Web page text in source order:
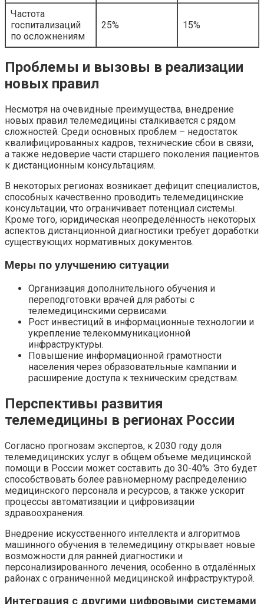
Частота
госпитализаций
по осложнениям
25% 15%
Проблемы и вызовы в реализации
новых правил
Несмотря на очевидные преимущества, внедрение
новых правил телемедицины сталкивается с рядом
сложностей. Среди основных проблем – недостаток
квалифицированных кадров, технические сбои в связи,
а также недоверие части старшего поколения пациентов
к дистанционным консультациям.
В некоторых регионах возникает дефицит специалистов,
способных качественно проводить телемедицинские
консультации, что ограничивает потенциал системы.
Кроме того, юридическая неопределённость некоторых
аспектов дистанционной диагностики требует доработки
существующих нормативных документов.
Меры по улучшению ситуации
Организация дополнительного обучения и
переподготовки врачей для работы с
телемедицинскими сервисами.
Рост инвестиций в информационные технологии и
укрепление телекоммуникационной
инфраструктуры.
Повышение информационной грамотности
населения через образовательные кампании и
расширение доступа к техническим средствам.
Перспективы развития
телемедицины в регионах России
Согласно прогнозам экспертов, к 2030 году доля
телемедицинских услуг в общем объеме медицинской
помощи в России может составить до 30-40%. Это будет
способствовать более равномерному распределению
медицинского персонала и ресурсов, а также ускорит
процессы автоматизации и цифровизации
здравоохранения.
Внедрение искусственного интеллекта и алгоритмов
машинного обучения в телемедицину открывает новые
возможности для ранней диагностики и
персонализированного лечения, особенно в отдалённых
районах с ограниченной медицинской инфраструктурой.
Интеграция с другими цифровыми системами